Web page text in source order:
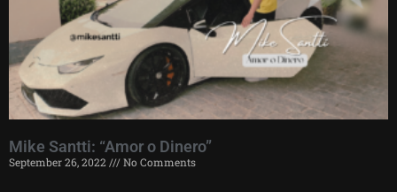
Mike Santti: “Amor o Dinero”
September 26, 2022 No Comments